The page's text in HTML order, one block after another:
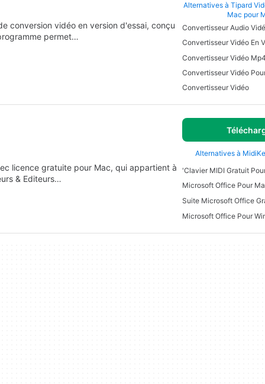
Alternatives à Tipard
Mac pour
conversion vidéo en version d'essai, conçu
permet…
Convertisseur Vidéo En
Convertisseur Vidéo
Convertisseur Vidéo
Alternatives à
licence gratuite pour Mac, qui appartient à
& Editeurs…
'Clavier MIDI Gratuit
Microsoft Office Pour
Suite Microsoft Office
Microsoft Office Pour